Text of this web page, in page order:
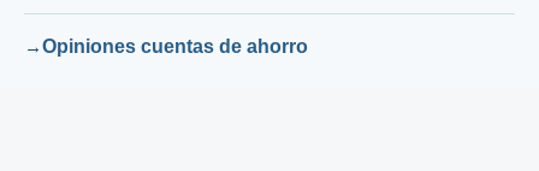
Opiniones cuentas de ahorro